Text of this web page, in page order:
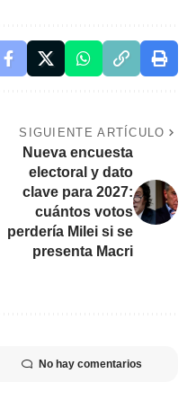
SIGUIENTE ARTÍCULO
Nueva encuesta
electoral y dato
clave para 2027:
cuántos votos
perdería Milei si se
presenta Macri
No hay comentarios